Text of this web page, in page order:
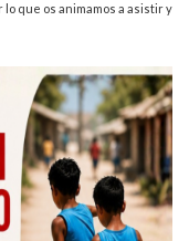
que os animamos a asistir y